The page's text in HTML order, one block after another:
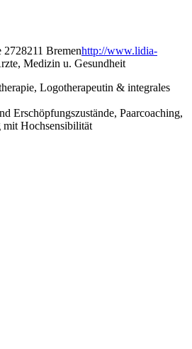
2728211 Bremenhttp://www.lidia-
Medizin u. Gesundheit
Logotherapeutin & integrales
Erschöpfungszustände, Paarcoaching,
mit Hochsensibilität